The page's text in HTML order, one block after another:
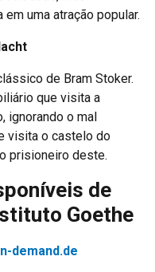
uma atração popular.
de Bram Stoker.
que visita a
ignorando o mal
visita o castelo do
prisioneiro deste.
de
Goethe
demand.de